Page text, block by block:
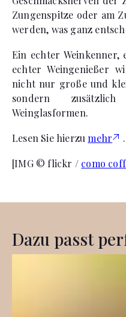
Zungenspitze oder am
werden, was ganz
Ein echter Weinkenner,
echter Weingenießer
nicht nur große und
sondern
Weinglasformen.
Lesen Sie hierzumehr
.
[IMG © flickr / como
Dazu passt